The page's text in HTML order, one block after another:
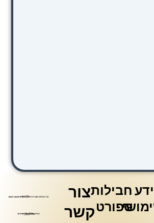
חבילות
ספורט
צור
קשר